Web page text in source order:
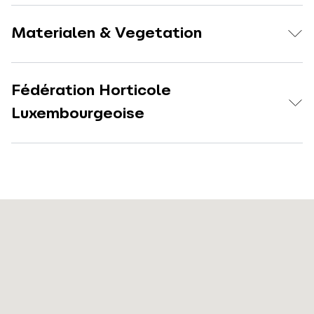
Materialen & Vegetation
Fédération Horticole
Luxembourgeoise